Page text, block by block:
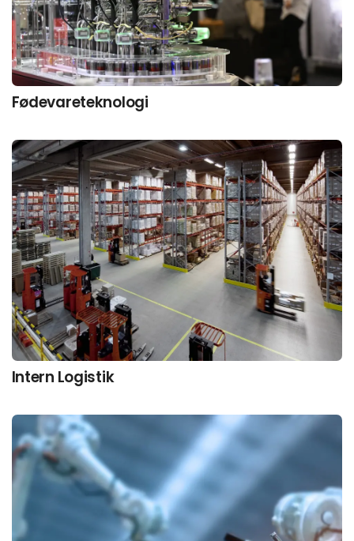
Fødevareteknologi
Intern Logistik